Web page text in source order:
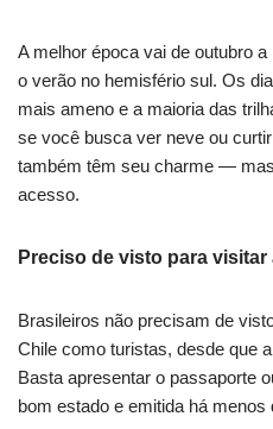
A melhor época vai de outubro
o verão no hemisfério sul. Os
mais ameno e a maioria das
se você busca ver neve ou
também têm seu charme —
acesso.
Preciso de visto para visitar
Brasileiros não precisam de
Chile como turistas, desde que
Basta apresentar o passaporte
bom estado e emitida há menos